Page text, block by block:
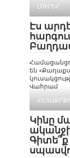
ԼՈՒՐԵՐ
Էս
են
Վահրամ
Կինը
Գիտե՞ք